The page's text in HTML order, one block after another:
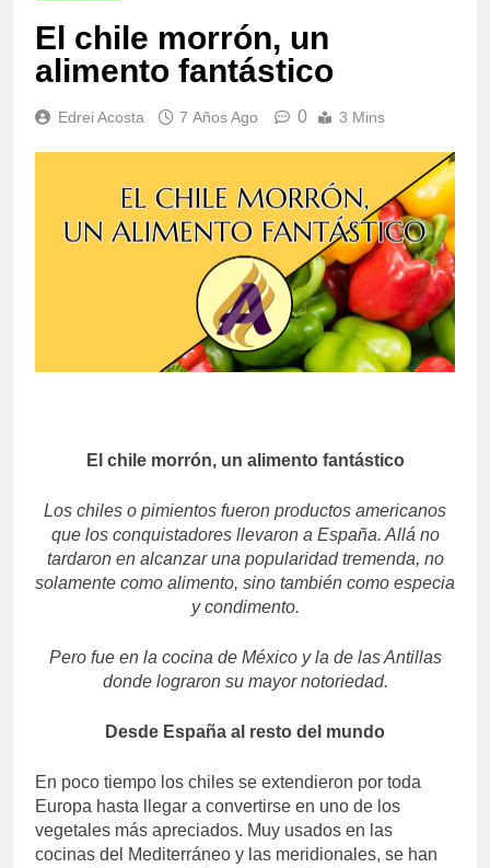
El chile morrón, un
alimento fantástico
Edrei Acosta 7 Años Ago 0 3 Mins
El chile morrón, un alimento fantástico
Los chiles o pimientos fueron productos americanos
que los conquistadores llevaron a España. Allá no
tardaron en alcanzar una popularidad tremenda, no
solamente como alimento, sino también como especia
y condimento.
Pero fue en la cocina de México y la de las Antillas
donde lograron su mayor notoriedad.
Desde España al resto del mundo
En poco tiempo los chiles se extendieron por toda
Europa hasta llegar a convertirse en uno de los
vegetales más apreciados. Muy usados en las
cocinas del Mediterráneo y las meridionales, se han